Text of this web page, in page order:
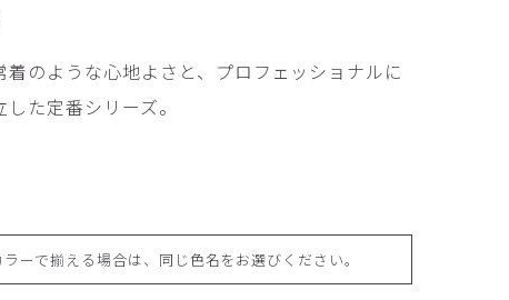
着のような心地よさと、プロフェッショナルに
た定番シリーズ。
ーで揃える場合は、同じ色名をお選びください。